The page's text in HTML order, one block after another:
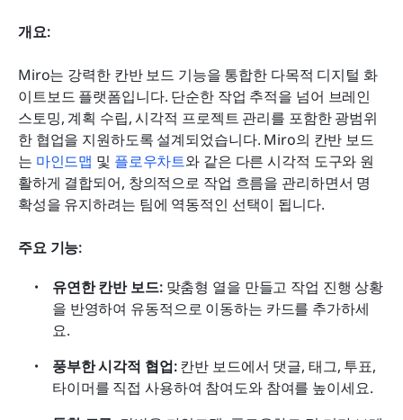
개요:
Miro는 강력한 칸반 보드 기능을 통합한 다목적 디지털 화
이트보드 플랫폼입니다. 단순한 작업 추적을 넘어 브레인
스토밍, 계획 수립, 시각적 프로젝트 관리를 포함한 광범위
한 협업을 지원하도록 설계되었습니다. Miro의 칸반 보드
는 마인드맵 및 플로우차트와 같은 다른 시각적 도구와 원
활하게 결합되어, 창의적으로 작업 흐름을 관리하면서 명
확성을 유지하려는 팀에 역동적인 선택이 됩니다.
주요 기능:
유연한 칸반 보드: 맞춤형 열을 만들고 작업 진행 상황
을 반영하여 유동적으로 이동하는 카드를 추가하세
요.
풍부한 시각적 협업: 칸반 보드에서 댓글, 태그, 투표,
타이머를 직접 사용하여 참여도와 참여를 높이세요.